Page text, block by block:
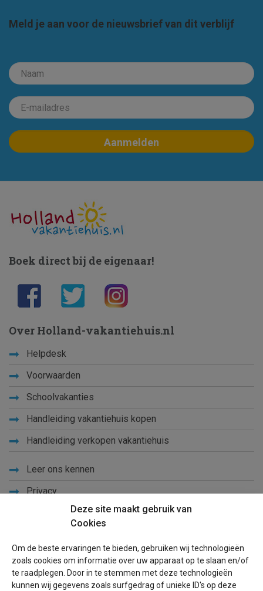
Meld je aan voor de nieuwsbrief van dit verblijf
Deze site maakt gebruik van
Cookies
Om de beste ervaringen te bieden, gebruiken wij technologieën
zoals cookies om informatie over uw apparaat op te slaan en/of
te raadplegen. Door in te stemmen met deze technologieën
kunnen wij gegevens zoals surfgedrag of unieke ID's op deze
Boek direct bij de eigenaar!
Over Holland-vakantiehuis.nl
Helpdesk
Voorwaarden
Schoolvakanties
Handleiding vakantiehuis kopen
Handleiding verkopen vakantiehuis
Leer ons kennen
Privacy
Blog
Voor eigenaren